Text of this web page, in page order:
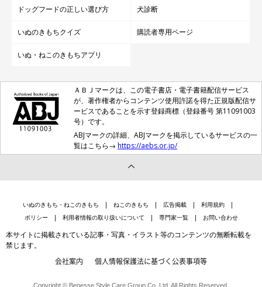
ドッグフードの正しい選び方 犬診断
いぬのきもちクイズ 購読者専用ページ
いぬ・ねこのきもちアプリ
ＡＢＪマークは、この電子書店・電子書籍配信サービス
が、著作権者からコンテンツ使用許諾を得た正規版配信サ
ービスであることを示す登録商標（登録番号 第11091003
号）です。
ABJマークの詳細、ABJマークを掲示しているサービスの一
覧はこちら→ https://aebs.or.jp/
いぬのきもち・ねこのきもち ねこのきもち 広告掲載
利用規約
ポリシー
利用者情報の取り扱いについて 専門家一覧 お問い合わせ
本サイトに掲載されている記事・写真・イラスト等のコンテンツの無断転載を
禁じます。
会社案内 個人情報保護法に基づく公表事項等
Copyright © Benesse Style Care Group Co.,Ltd. All Rights Reserved.